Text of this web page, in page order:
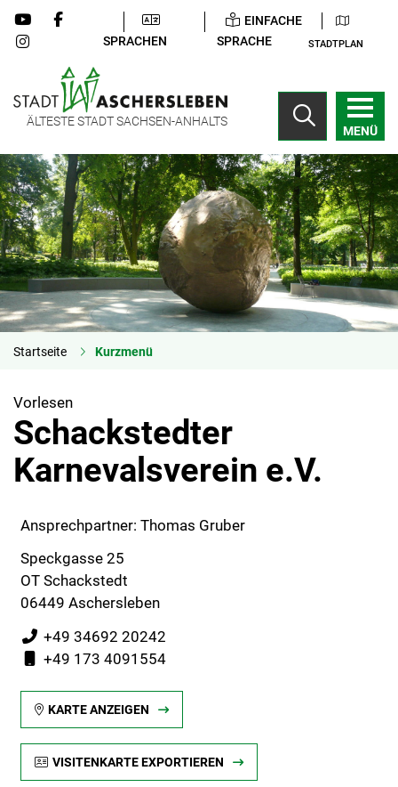
SPRACHEN
EINFACHE
SPRACHE
STADTPLAN
ÄLTESTE STADT SACHSEN-ANHALTS
MENÜ
Startseite Kurzmenü
Vorlesen
Schackstedter
Karnevalsverein e.V.
Ansprechpartner: Thomas Gruber
Speckgasse 25
OT Schackstedt
06449 Aschersleben
+49 34692 20242
+49 173 4091554
KARTE ANZEIGEN
VISITENKARTE EXPORTIEREN